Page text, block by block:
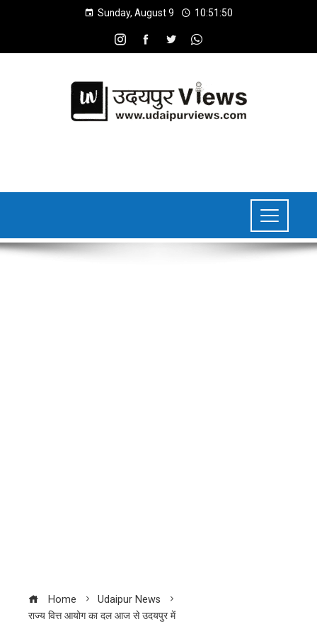
Sunday, August 9 10:51:51
Home
Udaipur News
राज्य वित्त आयोग का दल आज से उदयपुर में